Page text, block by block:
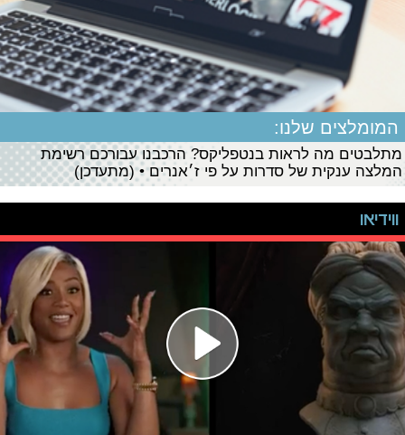
המומלצים שלנו:
מתלבטים מה לראות בנטפליקס? הרכבנו עבורכם רשימת
המלצה ענקית של סדרות על פי ז׳אנרים • (מתעדכן)
ווידיאו